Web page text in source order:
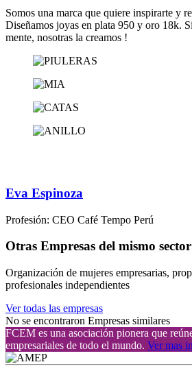
Somos una marca que quiere inspirarte y
Diseñamos joyas en plata 950 y oro 18k.
mente, nosotras la creamos !
Eva Espinoza
Profesión: CEO Café Tempo Perú
Otras Empresas del mismo sector
Organización de mujeres empresarias,
profesionales independientes
Ver todas las empresas
No se encontraron Empresas similares
FCEM es una asociación pionera que
empresariales de todo el mundo. Ver mas